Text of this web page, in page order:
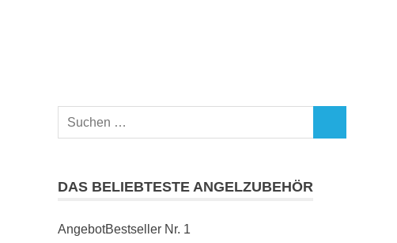
Suchen
DAS BELIEBTESTE ANGELZUBEHÖR
AngebotBestseller Nr. 1